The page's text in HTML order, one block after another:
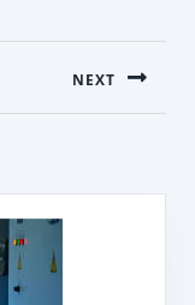
NEXT